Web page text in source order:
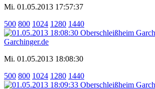
Mi. 01.05.2013 17:57:37
500 800 1024 1280 1440
Mi. 01.05.2013 18:08:30
500 800 1024 1280 1440